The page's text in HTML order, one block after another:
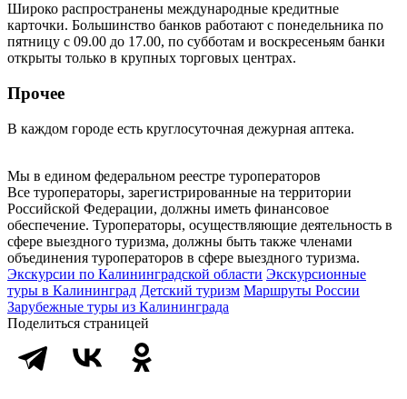
Широко распространены международные кредитные
карточки. Большинство банков работают с понедельника по
пятницу с 09.00 до 17.00, по субботам и воскресеньям банки
открыты только в крупных торговых центрах.
Прочее
В каждом городе есть круглосуточная дежурная аптека.
Мы в едином федеральном реестре туроператоров
Все туроператоры, зарегистрированные на территории
Российской Федерации, должны иметь финансовое
обеспечение. Туроператоры, осуществляющие деятельность в
сфере выездного туризма, должны быть также членами
объединения туроператоров в сфере выездного туризма.
Экскурсии по Калининградской области Экскурсионные
туры в Калининград Детский туризм Маршруты России
Зарубежные туры из Калининграда
Поделиться страницей